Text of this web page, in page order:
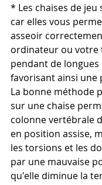
* Les chaises de
car elles vous
asseoir
ordinateur ou votre
pendant de longues
favorisant ainsi une
La bonne méthode
sur une chaise
colonne vertébrale
en position assise,
les torsions et les
par une mauvaise
qu'elle diminue la